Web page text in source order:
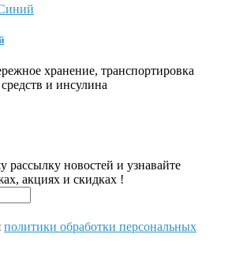
хранение, транспортировка
и инсулина
новостей и узнавайте
акциях и скидках !
политики обработки персональных